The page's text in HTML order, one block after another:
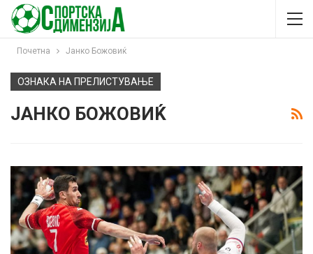
Почетна Јанко Божовиќ
ОЗНАКА НА ПРЕЛИСТУВАЊЕ
ЈАНКО БОЖОВИЌ